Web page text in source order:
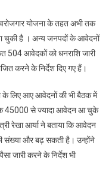
योजना के तहत अभी तक
चुकी है । अन्य जनपदों के आवेदनों
504 आवेदकों को धनराशि जारी
करने के निर्देश दिए गए हैं।
के लिए आए आवेदनों की भी बैठक में
45000 से ज्यादा आवेदन आ चुके
रेखा आर्या ने बताया कि आवेदन
संख्या और बढ़ सकती है। उन्होंने
जारी करने के निर्देश भी